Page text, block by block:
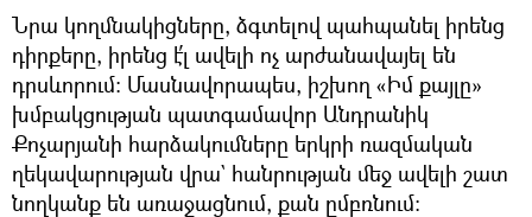
Նրա կողմնակիցները, ձգտելով պահպանել իրենց
դիրքերը, իրենց է՛լ ավելի ոչ արժանավայել են
դրսևորում։ Մասնավորապես, իշխող «Իմ քայլը»
խմբակցության պատգամավոր Անդրանիկ
Քոչարյանի հարձակումները երկրի ռազմական
ղեկավարության վրա` հանրության մեջ ավելի շատ
նողկանք են առաջացնում, քան ըմբռնում։